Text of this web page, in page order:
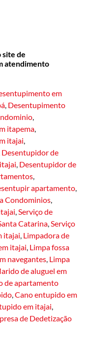
site de
atendimento
em
, Desentupimento
,
itapema,
itajai,
Desentupidor de
, Desentupidor de
,
apartamento,
Condominios,
,Serviço de
Catarina,Serviço
itajai, Limpadora de
itajai, Limpa fossa
navegantes, Limpa
de aluguel em
de apartamento
,Cano entupido em
em itajai,
de Dedetização